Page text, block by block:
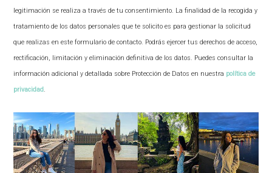
legitimación se realiza a través de tu consentimiento. La finalidad de la recogida y
tratamiento de los datos personales que te solicito es para gestionar la solicitud
que realizas en este formulario de contacto. Podrás ejercer tus derechos de acceso,
rectificación, limitación y eliminación definitiva de los datos. Puedes consultar la
información adicional y detallada sobre Protección de Datos en nuestra política de
privacidad.